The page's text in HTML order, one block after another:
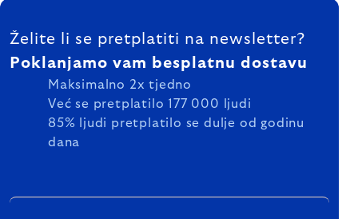
FOOTER
Želite li se pretplatiti na newsletter?
Poklanjamo vam besplatnu dostavu
Maksimalno 2x tjedno
Već se pretplatilo 177 000 ljudi
85% ljudi pretplatilo se dulje od godinu
dana